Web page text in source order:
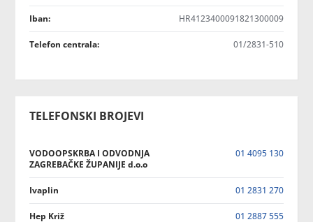
Iban: HR4123400091821300009
Telefon centrala: 01/2831-510
TELEFONSKI BROJEVI
VODOOPSKRBA I ODVODNJA
ZAGREBAČKE ŽUPANIJE d.o.o
01 4095 130
Ivaplin 01 2831 270
Hep Križ 01 2887 555